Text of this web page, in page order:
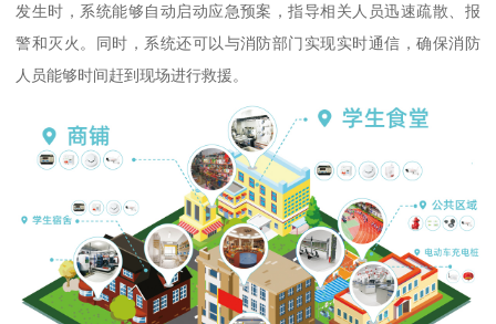
发生时，系统能够自动启动应急预案，指导相关人员迅速疏散、报
警和灭火。同时，系统还可以与消防部门实现实时通信，确保消防
人员能够时间赶到现场进行救援。